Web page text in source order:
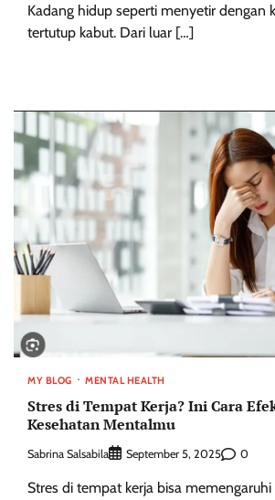
Kadang hidup seperti menyetir dengan
tertutup kabut. Dari luar […]
MY BLOG MENTAL HEALTH
Stres di Tempat Kerja? Ini Cara
Kesehatan Mentalmu
Sabrina Salsabila September 5, 2025 0
Stres di tempat kerja bisa